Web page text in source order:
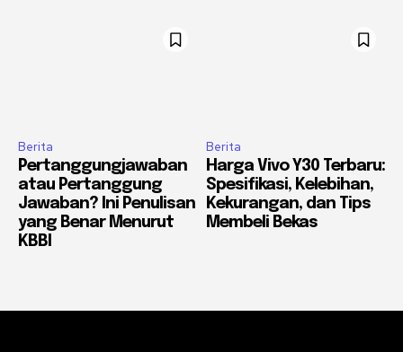
Berita
Pertanggungjawaban
atau Pertanggung
Jawaban? Ini Penulisan
yang Benar Menurut
KBBI
Berita
Harga Vivo Y30 Terbaru:
Spesifikasi, Kelebihan,
Kekurangan, dan Tips
Membeli Bekas